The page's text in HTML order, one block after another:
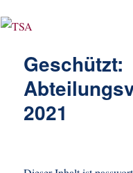
Geschützt:
2021